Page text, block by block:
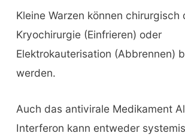
Kleine Warzen können chirurgisch
Kryochirurgie (Einfrieren) oder
Elektrokauterisation (Abbrennen)
werden.
Auch das antivirale Medikament
Interferon kann entweder